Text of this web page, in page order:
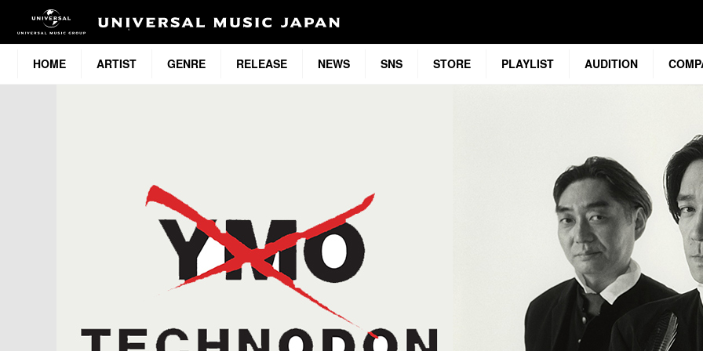
HOME ARTIST GENRE RELEASE NEWS SNS STORE PLAYLIST AUDITION